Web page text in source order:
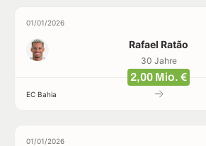
01/01/2026
Rafael Ratão
30 Jahre
2,00 Mio. €
EC Bahia
01/01/2026